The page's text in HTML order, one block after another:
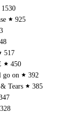
1530
925
517
450
go on
392
Tears
385
328